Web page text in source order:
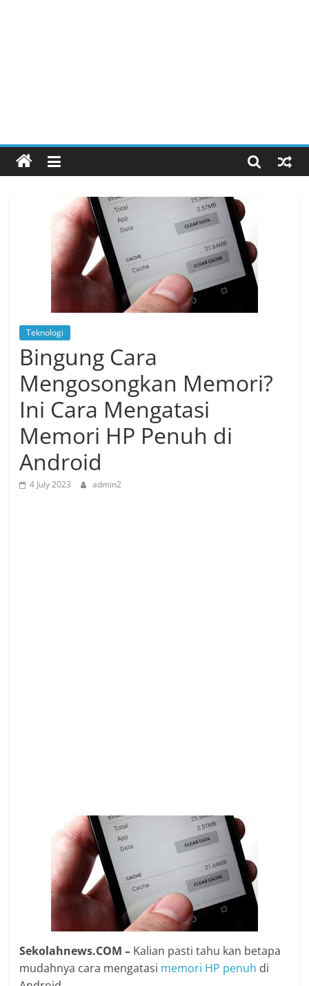
Teknologi
Bingung Cara
Mengosongkan Memori?
Ini Cara Mengatasi
Memori HP Penuh di
Android
4 July 2023 admin2
Sekolahnews.COM – Kalian pasti tahu kan betapa
mudahnya cara mengatasi memori HP penuh di